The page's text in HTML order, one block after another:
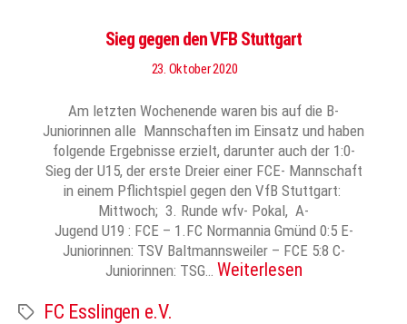
Sieg gegen den VFB Stuttgart
23. Oktober 2020
Am letzten Wochenende waren bis auf die B-
Juniorinnen alle Mannschaften im Einsatz und haben
folgende Ergebnisse erzielt, darunter auch der 1:0-
Sieg der U15, der erste Dreier einer FCE- Mannschaft
in einem Pflichtspiel gegen den VfB Stuttgart:
Mittwoch; 3. Runde wfv- Pokal, A-
Jugend U19 : FCE – 1.FC Normannia Gmünd 0:5 E-
Juniorinnen: TSV Baltmannsweiler – FCE 5:8 C-
Juniorinnen: TSG… Weiterlesen
Schlagwörter
FC Esslingen e.V.